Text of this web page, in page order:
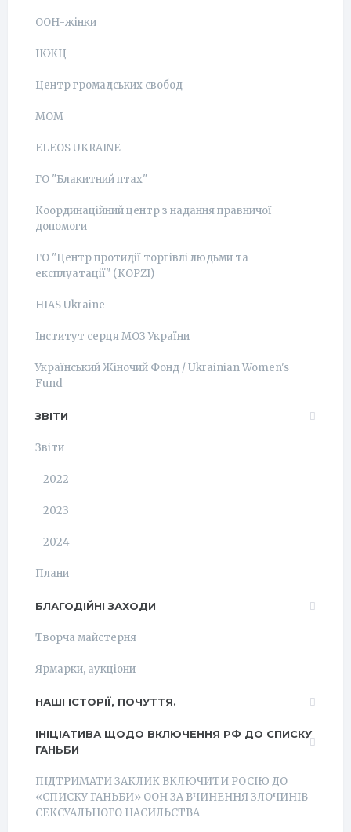
ООН-жінки
ІКЖЦ
Центр громадських свобод
МОМ
ELEOS UKRAINE
ГО "Блакитний птах"
Координаційний центр з надання правничої
допомоги
ГО "Центр протидії торгівлі людьми та
експлуатації" (КОРZI)
HIAS Ukraine
Інститут серця МОЗ України
Український Жіночий Фонд / Ukrainian Women's
Fund
ЗВІТИ
Звіти
2022
2023
2024
Плани
БЛАГОДІЙНІ ЗАХОДИ
Творча майстерня
Ярмарки, аукціони
НАШІ ІСТОРІЇ, ПОЧУТТЯ.
ІНІЦІАТИВА ЩОДО ВКЛЮЧЕННЯ РФ ДО СПИСКУ
ГАНЬБИ
ПІДТРИМАТИ ЗАКЛИК ВКЛЮЧИТИ РОСІЮ ДО
«СПИСКУ ГАНЬБИ» ООН ЗА ВЧИНЕННЯ ЗЛОЧИНІВ
СЕКСУАЛЬНОГО НАСИЛЬСТВА